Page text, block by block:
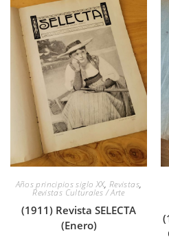
Años principios siglo XX,Revistas,
Revistas Culturales / Arte
(1911) Revista SELECTA
(Enero)